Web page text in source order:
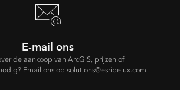
E-mail ons
de aankoop van ArcGIS, prijzen of
Email ons op solutions@esribelux.com